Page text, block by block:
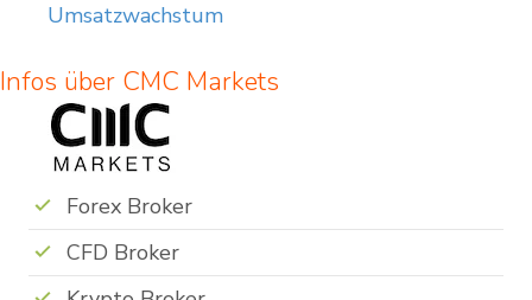
Umsatzwachstum
Infos über CMC Markets
Forex Broker
CFD Broker